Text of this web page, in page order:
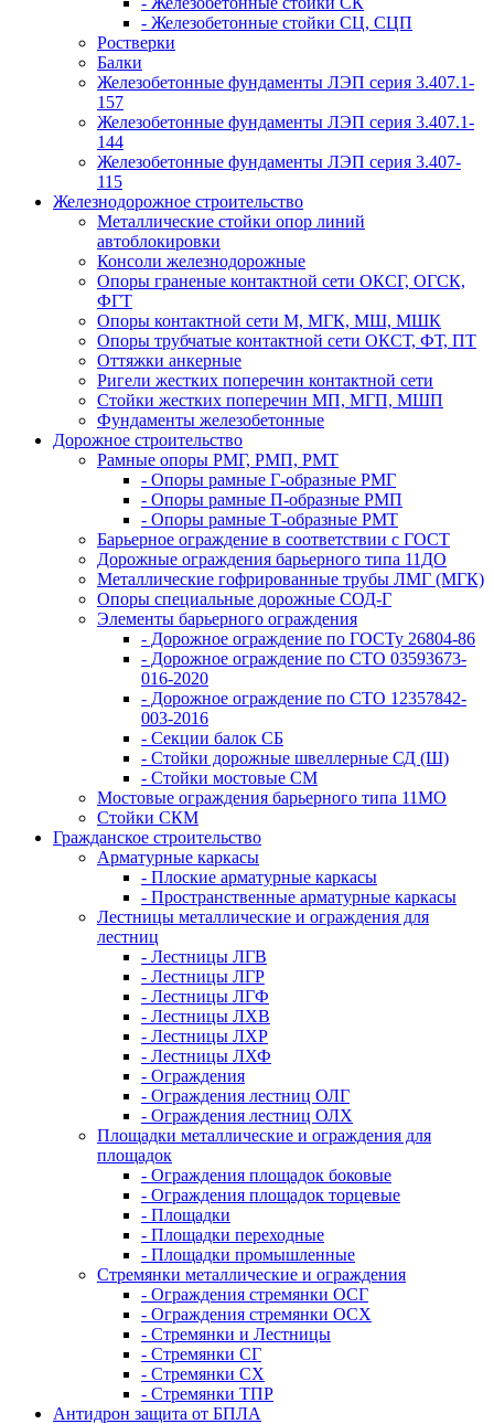
- Железобетонные стойки СЦ, СЦП
Ростверки
Балки
Железобетонные фундаменты ЛЭП серия 3.407.1-
157
Железобетонные фундаменты ЛЭП серия 3.407.1-
144
Железобетонные фундаменты ЛЭП серия 3.407-
115
Железнодорожное строительство
Металлические стойки опор линий
автоблокировки
Консоли железнодорожные
Опоры граненые контактной сети ОКСГ, ОГСК,
ФГТ
Опоры контактной сети М, МГК, МШ, МШК
Опоры трубчатые контактной сети ОКСТ, ФТ, ПТ
Оттяжки анкерные
Ригели жестких поперечин контактной сети
Стойки жестких поперечин МП, МГП, МШП
Фундаменты железобетонные
Дорожное строительство
Рамные опоры РМГ, РМП, РМТ
- Опоры рамные Г-образные РМГ
- Опоры рамные П-образные РМП
- Опоры рамные Т-образные РМТ
Барьерное ограждение в соответствии с ГОСТ
Дорожные ограждения барьерного типа 11ДО
Металлические гофрированные трубы ЛМГ (МГК)
Опоры специальные дорожные СОД-Г
Элементы барьерного ограждения
- Дорожное ограждение по ГОСТу 26804-86
- Дорожное ограждение по СТО 03593673-
016-2020
- Дорожное ограждение по СТО 12357842-
003-2016
- Секции балок СБ
- Стойки дорожные швеллерные СД (Ш)
- Стойки мостовые СМ
Мостовые ограждения барьерного типа 11МО
Стойки СКМ
Гражданское строительство
Арматурные каркасы
- Плоские арматурные каркасы
- Пространственные арматурные каркасы
Лестницы металлические и ограждения для
лестниц
- Лестницы ЛГВ
- Лестницы ЛГР
- Лестницы ЛГФ
- Лестницы ЛХВ
- Лестницы ЛХР
- Лестницы ЛХФ
- Ограждения
- Ограждения лестниц ОЛГ
- Ограждения лестниц ОЛХ
Площадки металлические и ограждения для
площадок
- Ограждения площадок боковые
- Ограждения площадок торцевые
- Площадки
- Площадки переходные
- Площадки промышленные
Стремянки металлические и ограждения
- Ограждения стремянки ОСГ
- Ограждения стремянки ОСХ
- Стремянки и Лестницы
- Стремянки СГ
- Стремянки СХ
- Стремянки ТПР
Антидрон защита от БПЛА